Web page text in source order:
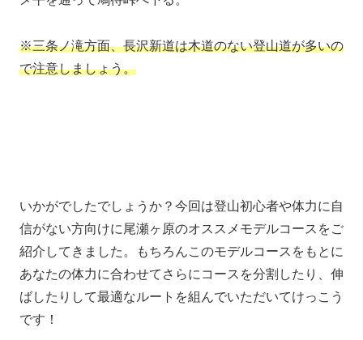
※三条ノ滝方面、長沢新道は木道のない登山道が多いの
で注意しましょう。
いかがでしたでしょうか？今回は登山初心者や体力に自
信がない方向けに尾瀬ヶ原のオススメモデルコースをご
紹介してきました。もちろんこのモデルコースをもとに
あなたの体力に合わせてさらにコースを分割したり、伸
ばしたりして最適なルートを組んでいただいてけっこう
です！